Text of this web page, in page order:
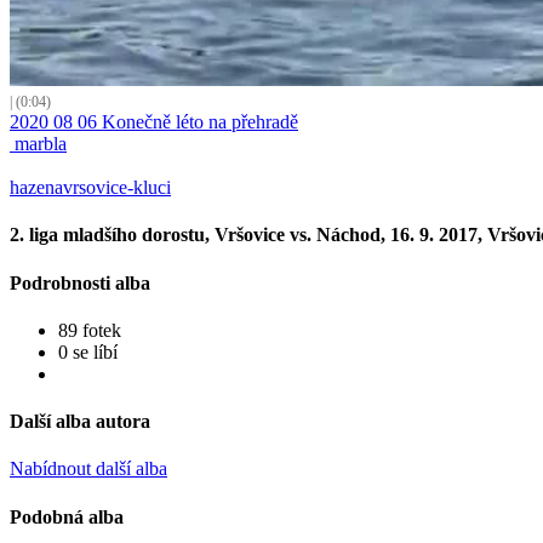
| (0:04)
2020 08 06 Konečně léto na přehradě
marbla
hazenavrsovice-kluci
2. liga mladšího dorostu, Vršovice vs. Náchod, 16. 9. 2017,
Podrobnosti alba
89 fotek
0 se líbí
Další alba autora
Nabídnout další alba
Podobná alba